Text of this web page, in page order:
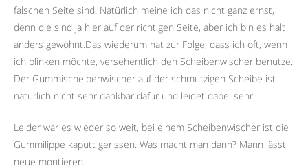
falschen Seite sind. Natürlich meine ich das nicht ganz ernst,
denn die sind ja hier auf der richtigen Seite, aber ich bin es halt
anders gewöhnt.Das wiederum hat zur Folge, dass ich oft, wenn
ich blinken möchte, versehentlich den Scheibenwischer benutze.
Der Gummischeibenwischer auf der schmutzigen Scheibe ist
natürlich nicht sehr dankbar dafür und leidet dabei sehr.
Leider war es wieder so weit, bei einem Scheibenwischer ist die
Gummilippe kaputt gerissen. Was macht man dann? Mann lässt
neue montieren.